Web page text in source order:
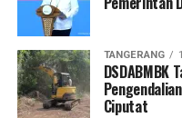
TANGERANG
DSDABMBK
Ciputat